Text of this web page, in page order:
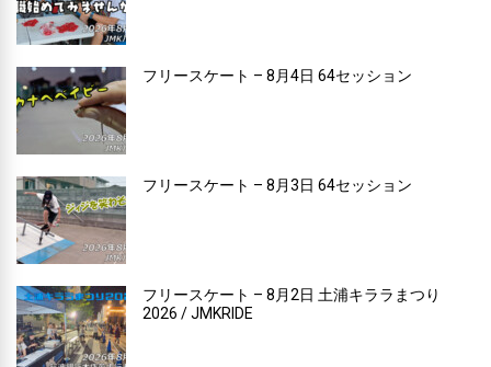
フリースケート – 8月4日 64セッション
フリースケート – 8月3日 64セッション
フリースケート – 8月2日 土浦キララまつり
2026 / JMKRIDE